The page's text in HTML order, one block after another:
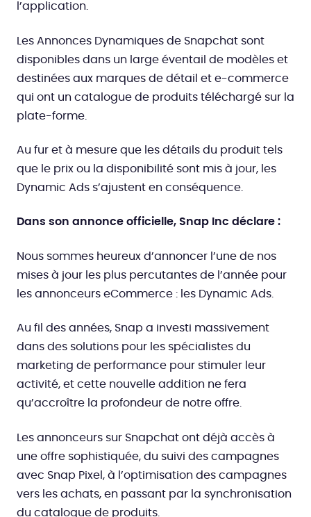
l’application.
Les Annonces Dynamiques de Snapchat sont
disponibles dans un large éventail de modèles et
destinées aux marques de détail et e-commerce
qui ont un catalogue de produits téléchargé sur la
plate-forme.
Au fur et à mesure que les détails du produit tels
que le prix ou la disponibilité sont mis à jour, les
Dynamic Ads s’ajustent en conséquence.
Dans son annonce officielle, Snap Inc déclare :
Nous sommes heureux d’annoncer l’une de nos
mises à jour les plus percutantes de l’année pour
les annonceurs eCommerce : les Dynamic Ads.
Au fil des années, Snap a investi massivement
dans des solutions pour les spécialistes du
marketing de performance pour stimuler leur
activité, et cette nouvelle addition ne fera
qu’accroître la profondeur de notre offre.
Les annonceurs sur Snapchat ont déjà accès à
une offre sophistiquée, du suivi des campagnes
avec Snap Pixel, à l’optimisation des campagnes
vers les achats, en passant par la synchronisation
du catalogue de produits.